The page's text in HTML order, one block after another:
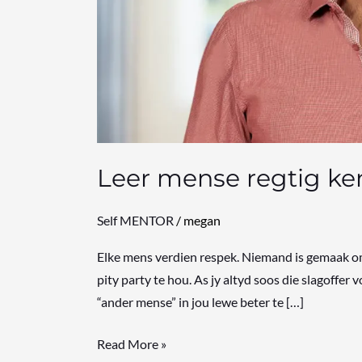
Leer mense regtig
Self MENTOR / megan
Elke mens verdien respek. Niemand is gemaak
pity party te hou. As jy altyd soos die slagoffer
“ander mense” in jou lewe beter te […]
Read More »